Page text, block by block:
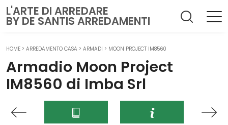
L'ARTE DI ARREDARE
BY DE SANTIS ARREDAMENTI
HOME > ARREDAMENTO CASA > ARMADI > MOON PROJECT IM8560
Armadio Moon Project
IM8560 di Imba Srl